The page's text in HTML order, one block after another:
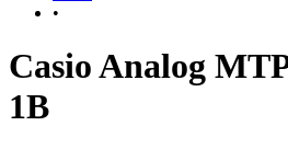
•
Casio Analog
1B